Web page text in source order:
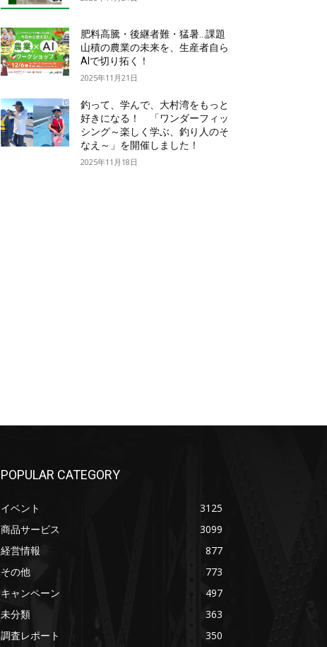
肥料高騰・後継者難・猛暑…課題
山積の農業の未来を、生産者自ら
AIで切り拓く！
2025年11月21日
釣って、学んで、大村湾をもっと
好きになる！ 「ワンダーフィッ
シング～楽しく学ぶ、釣り人のそ
なえ～」を開催しました！
2025年11月18日
POPULAR CATEGORY
イベント
3125
商品サービス
3099
経営情報
877
その他
773
キャンペーン
497
未分類
363
調査レポート
350